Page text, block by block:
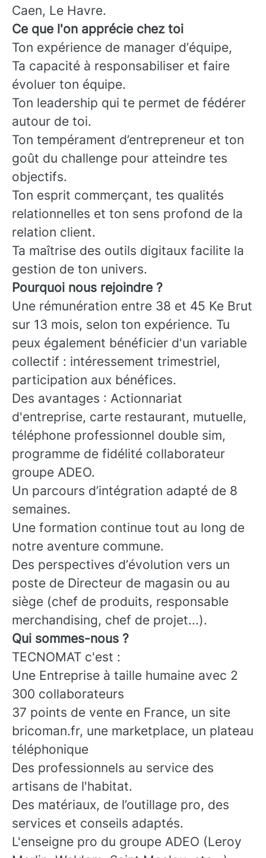
Caen, Le Havre.
Ce que l'on apprécie chez toi
Ton expérience de manager d’équipe,
Ta capacité à responsabiliser et faire
évoluer ton équipe.
Ton leadership qui te permet de fédérer
autour de toi.
Ton tempérament d’entrepreneur et ton
goût du challenge pour atteindre tes
objectifs.
Ton esprit commerçant, tes qualités
relationnelles et ton sens profond de la
relation client.
Ta maîtrise des outils digitaux facilite la
gestion de ton univers.
Pourquoi nous rejoindre ?
Une rémunération entre 38 et 45 Ke Brut
sur 13 mois, selon ton expérience. Tu
peux également bénéficier d'un variable
collectif : intéressement trimestriel,
participation aux bénéfices.
Des avantages : Actionnariat
d'entreprise, carte restaurant, mutuelle,
téléphone professionnel double sim,
programme de fidélité collaborateur
groupe ADEO.
Un parcours d’intégration adapté de 8
semaines.
Une formation continue tout au long de
notre aventure commune.
Des perspectives d’évolution vers un
poste de Directeur de magasin ou au
siège (chef de produits, responsable
merchandising, chef de projet...).
Qui sommes-nous ?
TECNOMAT c'est :
Une Entreprise à taille humaine avec 2
300 collaborateurs
37 points de vente en France, un site
bricoman.fr, une marketplace, un plateau
téléphonique
Des professionnels au service des
artisans de l'habitat.
Des matériaux, de l’outillage pro, des
services et conseils adaptés.
L'enseigne pro du groupe ADEO (Leroy